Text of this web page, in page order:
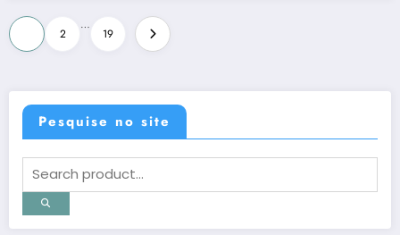
Paginação
de
posts
2
…
19
Pesquise no site